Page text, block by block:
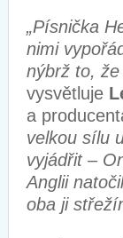
„Písnička
nimi
nýbrž to,
vysvětluje
a
velkou sílu
vyjádřit –
Anglii
oba ji